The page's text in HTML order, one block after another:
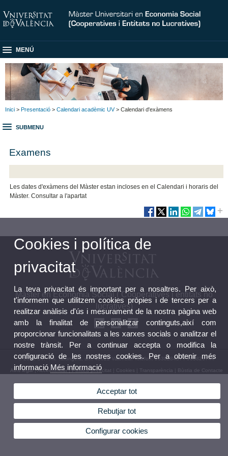
MENÚ
Inici > Presentació > Calendari acadèmic UV> Calendari d'exàmens
SUBMENU
Examens
Les dates d'exàmens del Màster estan incloses en el Calendari i horaris del
Màster. Consultar a l'apartat
Màster en Economia Social ( Cooperatives i entitats no
lucratives)
© 2026 UV. - Av. Tarongers, s/n. 46022 València. Telèfon: 963828437 / 963828744
Avís legal |Accessibilitat| Política privacitat Cookies Transparència Bùstia de Contacte
Cookies i política de
privacitat
La teva privacitat és important per a nosaltres. Per això,
t'informem que utilitzem cookies pròpies i de tercers per a
realitzar anàlisis d'ús i mesurament de la nostra pàgina web
amb la finalitat de personalitzar continguts,així com
proporcionar funcionalitats a les xarxes socials o analitzar el
nostre trànsit. Per a continuar accepta o modifica la
configuració de les nostres cookies. Per a obtenir més
informació Més informació
Acceptar tot
Rebutjar tot
Configurar cookies